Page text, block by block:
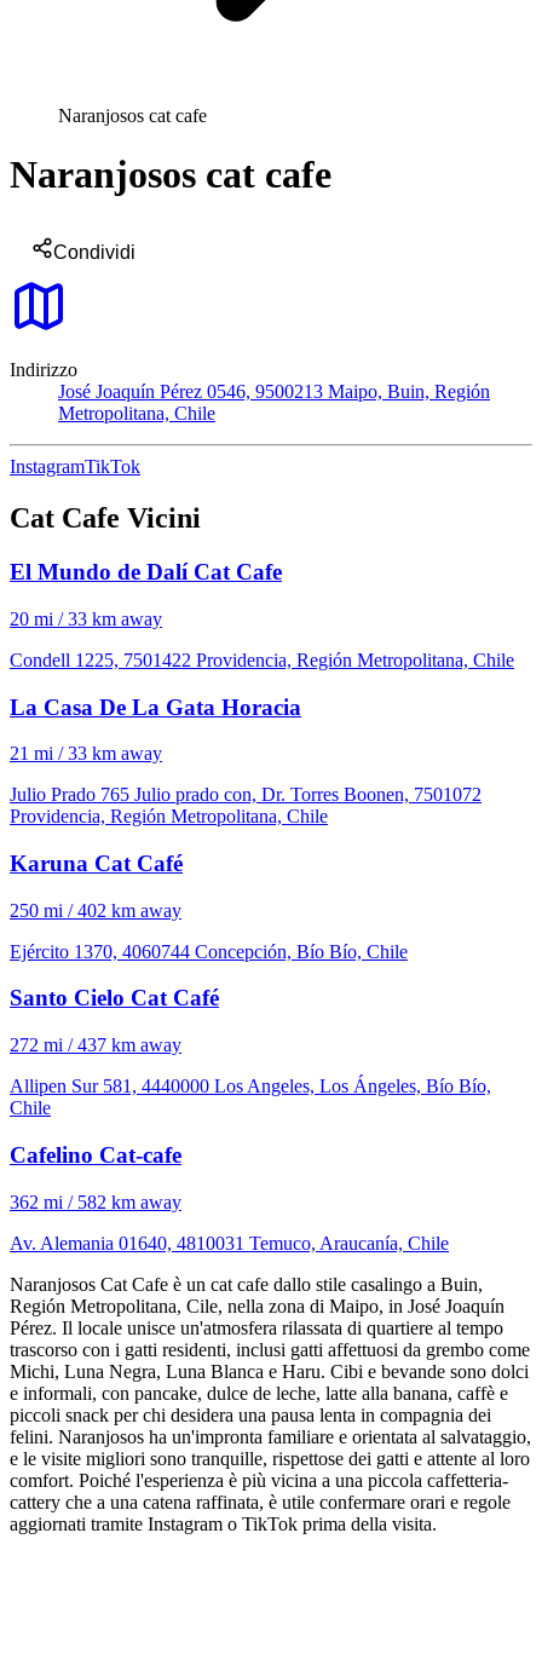
Naranjosos cat cafe
Naranjosos cat cafe
Condividi
Indirizzo
José Joaquín Pérez 0546, 9500213 Maipo, Buin, Región
Metropolitana, Chile
InstagramTikTok
Cat Cafe Vicini
El Mundo de Dalí Cat Cafe
20 mi / 33 km away
Condell 1225, 7501422 Providencia, Región Metropolitana, Chile
La Casa De La Gata Horacia
21 mi / 33 km away
Julio Prado 765 Julio prado con, Dr. Torres Boonen, 7501072
Providencia, Región Metropolitana, Chile
Karuna Cat Café
250 mi / 402 km away
Ejército 1370, 4060744 Concepción, Bío Bío, Chile
Santo Cielo Cat Café
272 mi / 437 km away
Allipen Sur 581, 4440000 Los Angeles, Los Ángeles, Bío Bío,
Chile
Cafelino Cat-cafe
362 mi / 582 km away
Av. Alemania 01640, 4810031 Temuco, Araucanía, Chile
Naranjosos Cat Cafe è un cat cafe dallo stile casalingo a Buin,
Región Metropolitana, Cile, nella zona di Maipo, in José Joaquín
Pérez. Il locale unisce un'atmosfera rilassata di quartiere al tempo
trascorso con i gatti residenti, inclusi gatti affettuosi da grembo come
Michi, Luna Negra, Luna Blanca e Haru. Cibi e bevande sono dolci
e informali, con pancake, dulce de leche, latte alla banana, caffè e
piccoli snack per chi desidera una pausa lenta in compagnia dei
felini. Naranjosos ha un'impronta familiare e orientata al salvataggio,
e le visite migliori sono tranquille, rispettose dei gatti e attente al loro
comfort. Poiché l'esperienza è più vicina a una piccola caffetteria-
cattery che a una catena raffinata, è utile confermare orari e regole
aggiornati tramite Instagram o TikTok prima della visita.